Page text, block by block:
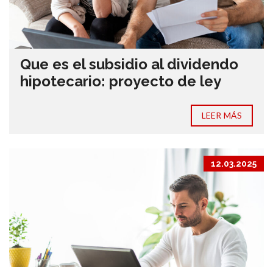
Que es el subsidio al dividendo
hipotecario: proyecto de ley
LEER MÁS
12.03.2025